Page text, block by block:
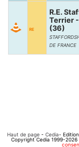
RE
R.E.
Terrier
(36)
DE FRANCE
Haut de page - Cedia-
Copyright Cedia 1999-2026